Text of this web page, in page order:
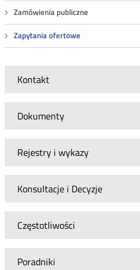
Zamówienia publiczne
Zapytania ofertowe
Kontakt
Dokumenty
Rejestry i wykazy
Konsultacje i Decyzje
Częstotliwości
Poradniki